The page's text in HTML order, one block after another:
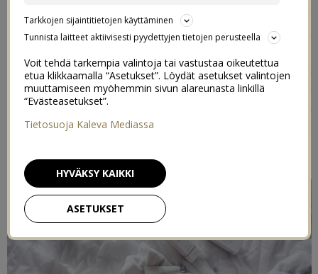
Sain Swiss Clinicilta testiin uuden
Skin Resculpting
treatment -setin, joka sisältää Skin Roller Bodyn sekä
Clinicin Skin rolleria kasvoilleni, ja totesin silloin että
minulle mikroneulaus sopii, ja se oikeasti olennaisesti
paransi ihoni kuntoa. Vaikutus jatkui vielä pitkään
hoitojakson jälkeen, aina siihen asti että tulin uudelleen
Tarkkojen sijaintitietojen käyttäminen
Tunnista laitteet aktiivisesti pyydettyjen tietojen perusteella
Voit tehdä tarkempia valintoja tai vastustaa oikeutettua
etua klikkaamalla “Asetukset”. Löydät asetukset valintojen
muuttamiseen myöhemmin sivun alareunasta linkillä
“Evästeasetukset”.
Tietosuoja Kaleva Mediassa
ASETUKSET
HYVÄKSY KAIKKI